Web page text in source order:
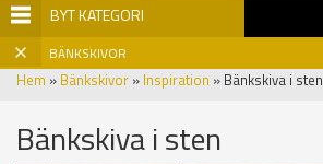
BYT KATEGORI
BÄNKSKIVOR
Hem » Bänkskivor » Inspiration » Bänkskiva i sten
Bänkskiva i sten